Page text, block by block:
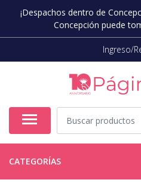
¡Despachos dentro de
Concepción puede
Ingreso/
CATEGORÍAS